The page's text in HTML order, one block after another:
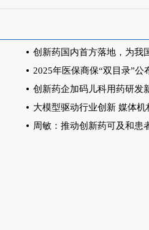
创新药国内首方落地，为我
2025年医保商保“双目录”公
创新药企加码儿科用药研发
大模型驱动行业创新 媒体机
周敏：推动创新药可及和患